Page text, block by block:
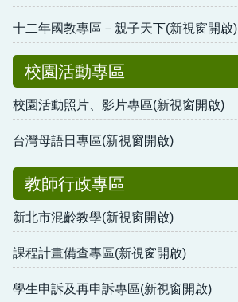
十二年國教專區－親子天下(新視窗開啟)
校園活動專區
校園活動照片、影片專區(新視窗開啟)
台灣母語日專區(新視窗開啟)
教師行政專區
新北市混齡教學(新視窗開啟)
課程計畫備查專區(新視窗開啟)
學生申訴及再申訴專區(新視窗開啟)